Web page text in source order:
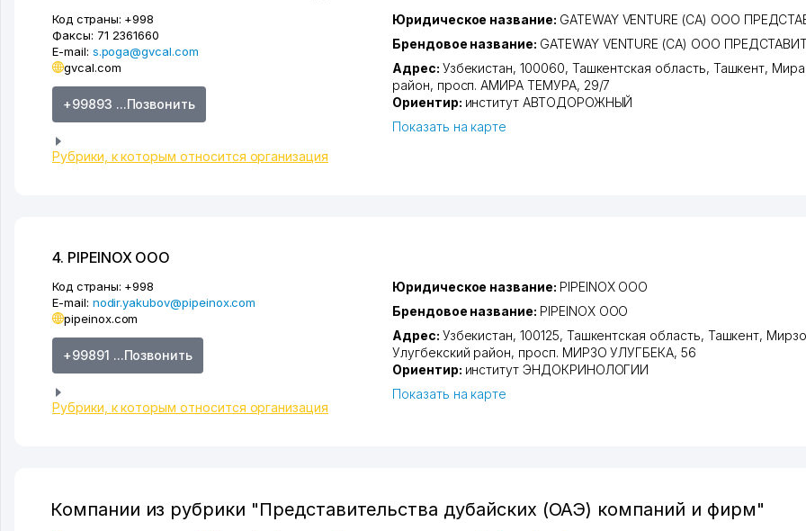
Код страны: +998
Факсы: 71 2361660
E-mail: s.poga@gvcal.com
gvcal.com
+99893 ...Позвонить
Рубрики, к которым относится организация
Юридическое название: GATEWAY VENTURE (CA) ООО
Брендовое название: GATEWAY VENTURE (CA) ООО
Адрес: Узбекистан, 100060, Ташкентская область, Ташкент,
район, просп. АМИРА ТЕМУРА, 29/7
Ориентир: институт АВТОДОРОЖНЫЙ
Показать на карте
4. PIPEINOX ООО
Код страны: +998
E-mail: nodir.yakubov@pipeinox.com
pipeinox.com
+99891 ...Позвонить
Рубрики, к которым относится организация
Юридическое название: PIPEINOX ООО
Брендовое название: PIPEINOX ООО
Адрес: Узбекистан, 100125, Ташкентская область, Ташкент,
Улугбекский район, просп. МИРЗО УЛУГБЕКА, 56
Ориентир: институт ЭНДОКРИНОЛОГИИ
Показать на карте
Компании из рубрики "Представительства дубайских (ОАЭ) компаний и фирм"